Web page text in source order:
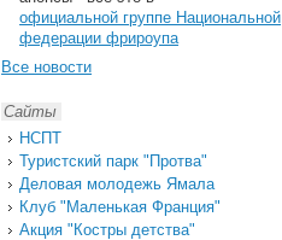
официальной группе Национальной
федерации фрироупа
Все новости
Сайты
НСПТ
Туристский парк "Протва"
Деловая молодежь Ямала
Клуб "Маленькая Франция"
Акция "Костры детства"